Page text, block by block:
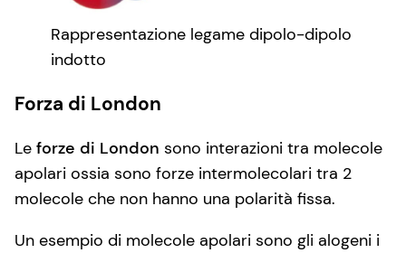
Rappresentazione legame dipolo-dipolo
indotto
Forza di London
Le forze di London sono interazioni tra molecole
apolari ossia sono forze intermolecolari tra 2
molecole che non hanno una polarità fissa.
Un esempio di molecole apolari sono gli alogeni i